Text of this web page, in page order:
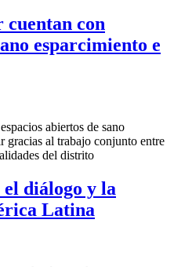
con
esparcimiento e
abiertos de sano
gracias al trabajo conjunto entre
del distrito
el diálogo y la
Latina